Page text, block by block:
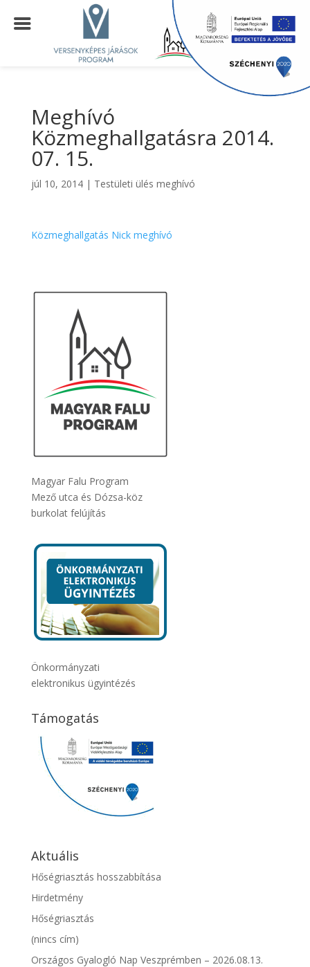
Meghívó
Közmeghallgatásra 2014.
07. 15.
júl 10, 2014| Testületi ülés meghívó
Közmeghallgatás Nick meghívó
Magyar Falu Program
Mező utca és Dózsa-köz
burkolat felújítás
Önkormányzati
elektronikus ügyintézés
Támogatás
Aktuális
Hőségriasztás hosszabbítása
Hirdetmény
Hőségriasztás
(nincs cím)
Országos Gyalogló Nap Veszprémben – 2026.08.13.